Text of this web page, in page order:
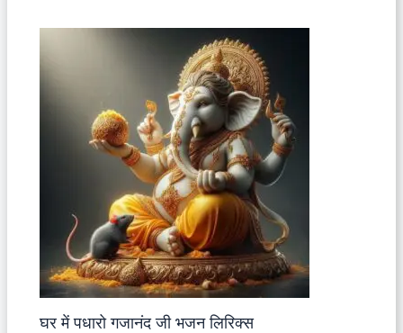
घर में पधारो गजानंद जी भजन लिरिक्स